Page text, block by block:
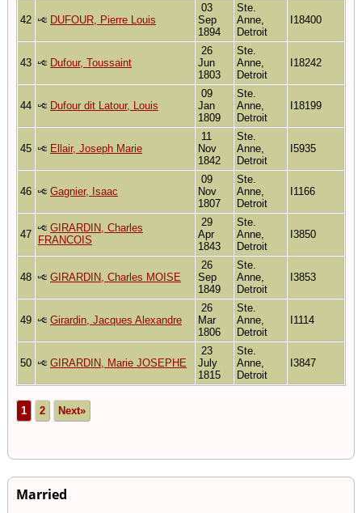
42 DUFOUR, Pierre Louis
03
Sep
1894
Ste.
Anne,
Detroit
I18400
43 Dufour, Toussaint
26
Jun
1803
Ste.
Anne,
Detroit
I18242
44 Dufour dit Latour, Louis
09
Jan
1809
Ste.
Anne,
Detroit
I18199
45 Ellair, Joseph Marie
11
Nov
1842
Ste.
Anne,
Detroit
I5935
46 Gagnier, Isaac
09
Nov
1807
Ste.
Anne,
Detroit
I1166
47
GIRARDIN, Charles
FRANCOIS
29
Apr
1843
Ste.
Anne,
Detroit
I3850
48 GIRARDIN, Charles MOISE
26
Sep
1849
Ste.
Anne,
Detroit
I3853
49 Girardin, Jacques Alexandre
26
Mar
1806
Ste.
Anne,
Detroit
I1114
50 GIRARDIN, Marie JOSEPHE
23
July
1815
Ste.
Anne,
Detroit
I3847
1 2 Next»
Married